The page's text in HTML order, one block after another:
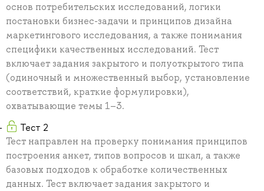
основ потребительских исследований, логики
постановки бизнес-задачи и принципов дизайна
маркетингового исследования, а также понимания
специфики качественных исследований. Тест
включает задания закрытого и полуоткрытого типа
(одиночный и множественный выбор, установление
соответствий, краткие формулировки),
охватывающие темы 1–3.
Тест 2
Тест направлен на проверку понимания принципов
построения анкет, типов вопросов и шкал, а также
базовых подходов к обработке количественных
данных. Тест включает задания закрытого и